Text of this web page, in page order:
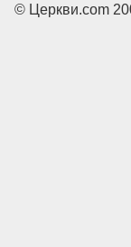
© Церкви.com